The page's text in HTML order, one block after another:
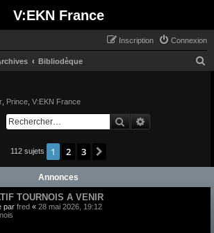
V:EKN France
Connexion
Inscription
Bibliodèque
Prince V:EKN France
Rechercher
112 sujets 1 2 3
Annonces
TOURNOIS A VENIR
par fred « 28 mai 2026, 19:12